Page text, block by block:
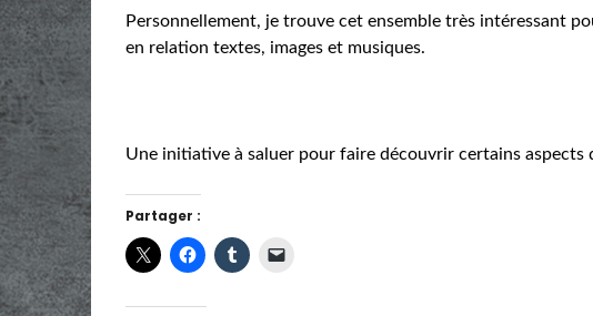
Personnellement, je trouve cet ensemble très intéressant
en relation textes, images et musiques.
Une initiative à saluer pour faire découvrir certains aspects
Partager :